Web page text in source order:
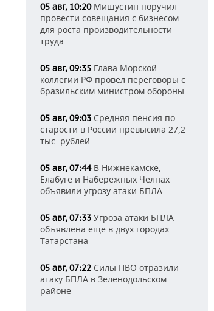
05 авг, 10:20Мишустин поручил
провести совещания с бизнесом
для роста производительности
труда
05 авг, 09:35 Глава Морской
коллегии РФ провел переговоры с
бразильским министром обороны
05 авг, 09:03 Средняя пенсия по
старости в России превысила 27,2
тыс. рублей
05 авг, 07:44В Нижнекамске,
Елабуге и Набережных Челнах
объявили угрозу атаки БПЛА
05 авг, 07:33 Угроза атаки БПЛА
объявлена еще в двух городах
Татарстана
05 авг, 07:22 Силы ПВО отразили
атаку БПЛА в Зеленодольском
районе